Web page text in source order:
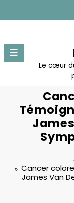
contenu
Le cœur
Cancer
James Van